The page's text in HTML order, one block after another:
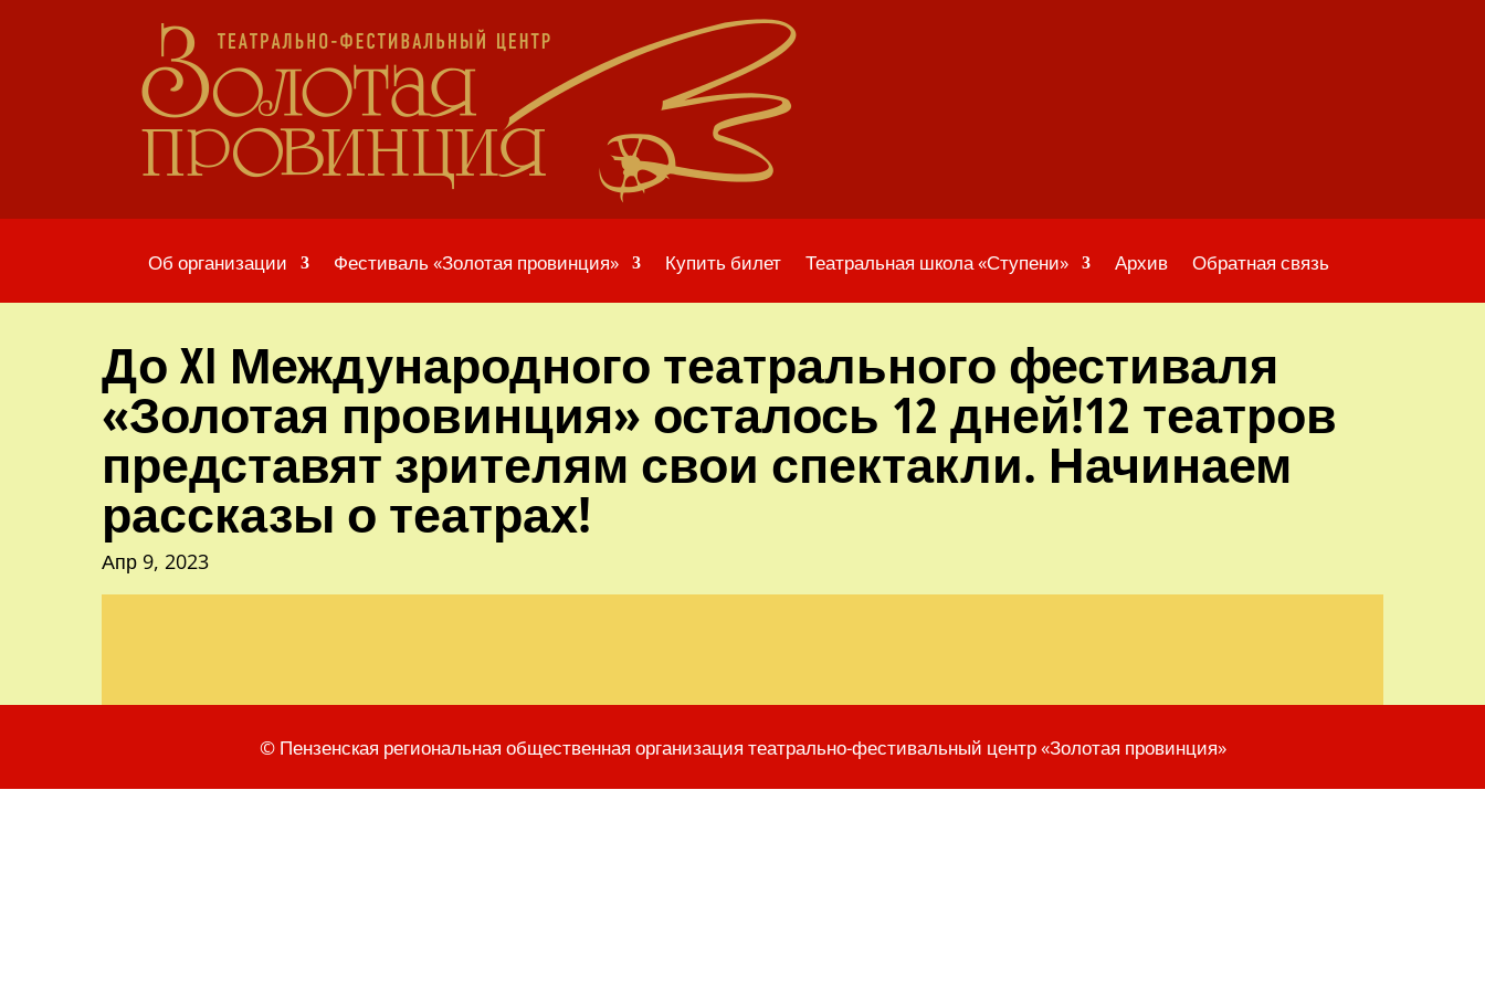
Об организации Фестиваль «Золотая провинция» Купить билет Театральная школа «Ступени» Архив Обратная связь
До XI Международного театрального фестиваля
«Золотая провинция» осталось 12 дней!12 театров
представят зрителям свои спектакли. Начинаем
рассказы о театрах!
Апр 9, 2023
© Пензенская региональная общественная организация театрально-фестивальный центр «Золотая провинция»